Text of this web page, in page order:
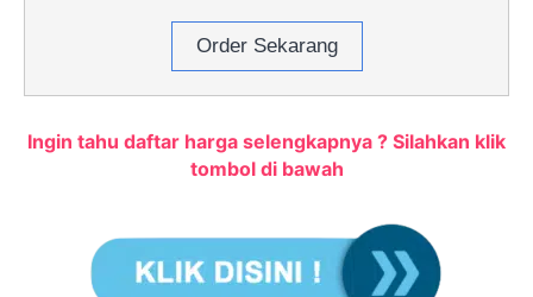
Order Sekarang
Ingin tahu daftar harga selengkapnya ? Silahkan klik
tombol di bawah